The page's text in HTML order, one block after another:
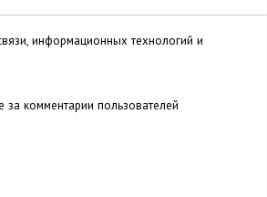
информационных технологий и
комментарии пользователей